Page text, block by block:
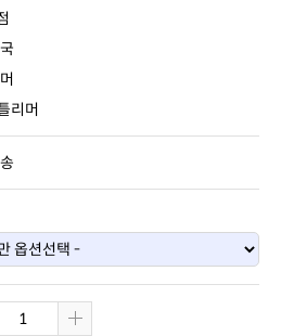
리머